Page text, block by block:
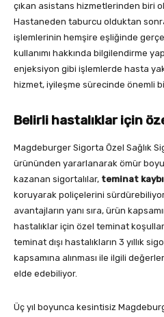
çıkan asistans hizmetlerinden biri
Hastaneden taburcu olduktan
işlemlerinin hemşire eşliğinde
kullanımı hakkında bilgilendirme
enjeksiyon gibi işlemlerde hasta
hizmet, iyileşme sürecinde önemli
Belirli hastalıklar için
Magdeburger Sigorta Özel Sağlık
ürününden yararlanarak ömür
kazanan sigortalılar, teminat
koruyarak poliçelerini
avantajların yanı sıra, ürün
hastalıklar için özel teminat
teminat dışı hastalıkların 3 yıllık
kapsamına alınması ile ilgili
elde edebiliyor.
Üç yıl boyunca kesintisiz